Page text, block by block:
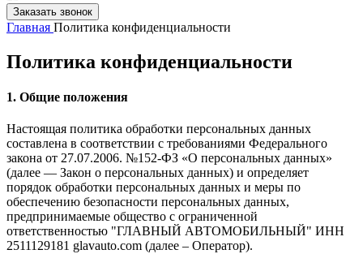
Заказать звонок
Главная Политика конфиденциальности
Политика конфиденциальности
1. Общие положения
Настоящая политика обработки персональных данных
составлена в соответствии с требованиями Федерального
закона от 27.07.2006. №152-ФЗ «О персональных данных»
(далее — Закон о персональных данных) и определяет
порядок обработки персональных данных и меры по
обеспечению безопасности персональных данных,
предпринимаемые общество с ограниченной
ответственностью "ГЛАВНЫЙ АВТОМОБИЛЬНЫЙ" ИНН
2511129181 glavauto.com (далее – Оператор).